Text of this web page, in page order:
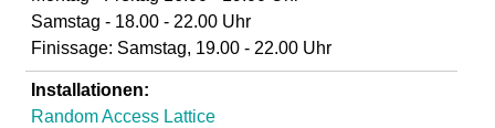
n
Samstag - 18.00 - 22.00 Uhr
Finissage: Samstag, 19.00 - 22.00 Uhr
Installationen:
Random Access Lattice